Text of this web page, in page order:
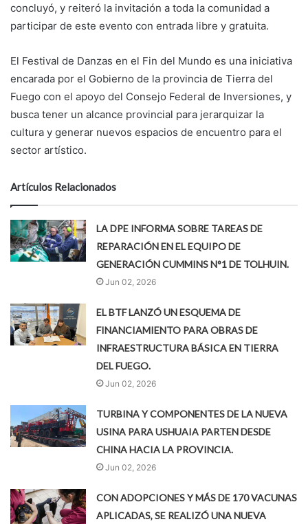
concluyó, y reiteró la invitación a toda la comunidad a
participar de este evento con entrada libre y gratuita.
El Festival de Danzas en el Fin del Mundo es una iniciativa
encarada por el Gobierno de la provincia de Tierra del
Fuego con el apoyo del Consejo Federal de Inversiones, y
busca tener un alcance provincial para jerarquizar la
cultura y generar nuevos espacios de encuentro para el
sector artístico.
Artículos Relacionados
LA DPE INFORMA SOBRE TAREAS DE
REPARACIÓN EN EL EQUIPO DE
GENERACIÓN CUMMINS N°1 DE TOLHUIN.
Jun 02, 2026
EL BTF LANZÓ UN ESQUEMA DE
FINANCIAMIENTO PARA OBRAS DE
INFRAESTRUCTURA BÁSICA EN TIERRA
DEL FUEGO.
Jun 02, 2026
TURBINA Y COMPONENTES DE LA NUEVA
USINA PARA USHUAIA PARTEN DESDE
CHINA HACIA LA PROVINCIA.
Jun 02, 2026
CON ADOPCIONES Y MÁS DE 170 VACUNAS
APLICADAS, SE REALIZÓ UNA NUEVA